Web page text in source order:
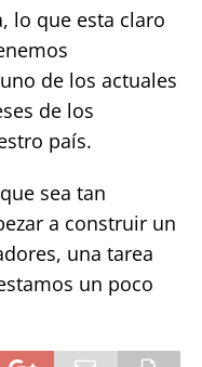
lo que esta claro
de los actuales
de los
país.
sea tan
a construir un
una tarea
un poco